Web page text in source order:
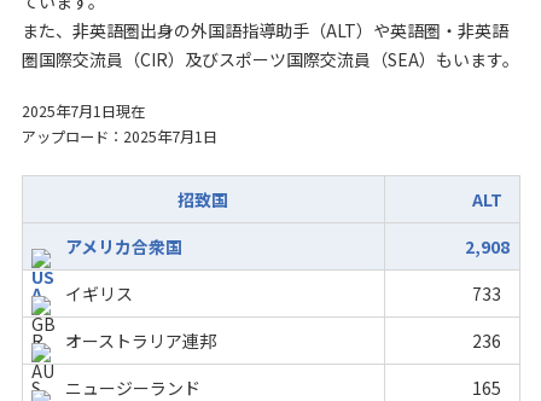
また、非英語圏出身の外国語指導助手（ALT）や英語圏・非英語
圏国際交流員（CIR）及びスポーツ国際交流員（SEA）もいます。
2025年7月1日現在
アップロード：2025年7月1日
招致国
ALT
アメリカ合衆国
2,908
イギリス
733
オーストラリア連邦
236
ニュージーランド
165